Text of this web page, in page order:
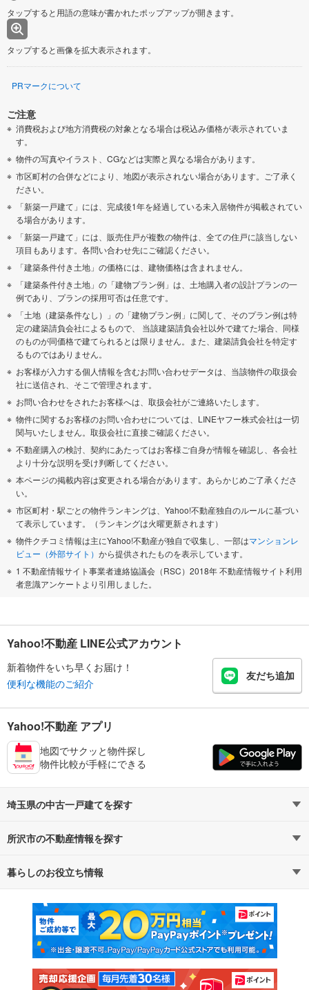
タップすると用語の意味が書かれたポップアップが開きます。
タップすると画像を拡大表示されます。
PRマークについて
ご注意
消費税および地方消費税の対象となる場合は税込み価格が表示されていま
す。
物件の写真やイラスト、CGなどは実際と異なる場合があります。
市区町村の合併などにより、地図が表示されない場合があります。ご了承く
ださい。
「新築一戸建て」には、完成後1年を経過している未入居物件が掲載されてい
る場合があります。
「新築一戸建て」には、販売住戸が複数の物件は、全ての住戸に該当しない
項目もあります。各問い合わせ先にご確認ください。
「建築条件付き土地」の価格には、建物価格は含まれません。
「建築条件付き土地」の「建物プラン例」は、土地購入者の設計プランの一
例であり、プランの採用可否は任意です。
「土地（建築条件なし）」の「建物プラン例」に関して、そのプラン例は特
定の建築請負会社によるもので、 当該建築請負会社以外で建てた場合、同様
のものが同価格で建てられるとは限りません。また、建築請負会社を特定す
るものではありません。
お客様が入力する個人情報を含むお問い合わせデータは、当該物件の取扱会
社に送信され、そこで管理されます。
お問い合わせをされたお客様へは、取扱会社がご連絡いたします。
物件に関するお客様のお問い合わせについては、LINEヤフー株式会社は一切
関与いたしません。取扱会社に直接ご確認ください。
不動産購入の検討、契約にあたってはお客様ご自身が情報を確認し、各会社
より十分な説明を受け判断してください。
本ページの掲載内容は変更される場合があります。あらかじめご了承くださ
い。
市区町村・駅ごとの物件ランキングは、Yahoo!不動産独自のルールに基づい
て表示しています。（ランキングは火曜更新されます）
物件クチコミ情報は主にYahoo!不動産が独自で収集し、一部はマンションレ
ビュー（外部サイト） から提供されたものを表示しています。
1 不動産情報サイト事業者連絡協議会（RSC）2018年 不動産情報サイト利用
者意識アンケートより引用しました。
Yahoo!不動産 LINE公式アカウント
新着物件をいち早くお届け！
便利な機能のご紹介
友だち追加
Yahoo!不動産 アプリ
地図でサクッと物件探し
物件比較が手軽にできる
埼玉県の中古一戸建てを探す
路線・駅から探す
通勤・通学時間から探す
所沢市の不動産情報を探す
不動産・住宅
新築マンション 中古マンション
新築一戸建て 中古一戸建て
注文住宅 土地
暮らしのお役立ち情報
マンションカタログ 教えて！住まいの先生